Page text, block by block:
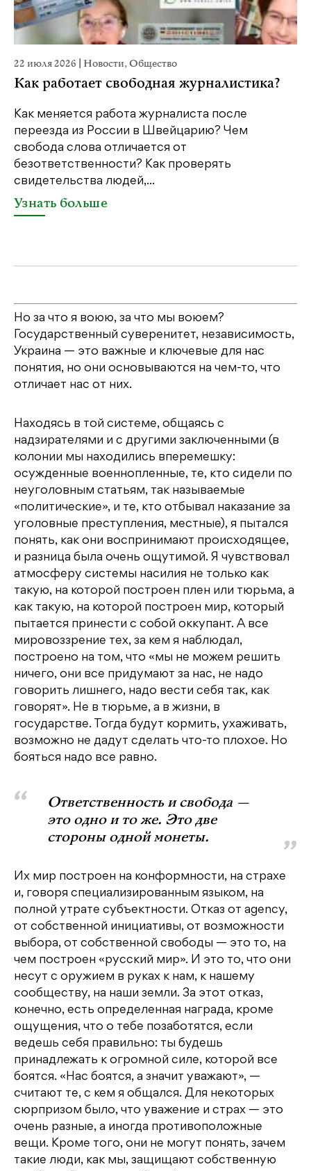
22 июля 2026 Новости,Общество
Как работает свободная журналистика?
Как меняется работа журналиста после
переезда из России в Швейцарию? Чем
свобода слова отличается от
безответственности? Как проверять
свидетельства людей,...
Узнать больше
Но за что я воюю, за что мы воюем?
Государственный суверенитет, независимость,
Украина — это важные и ключевые для нас
понятия, но они основываются на чем-то, что
отличает нас от них.
Находясь в той системе, общаясь с
надзирателями и с другими заключенными (в
колонии мы находились вперемешку:
осужденные военнопленные, те, кто сидели по
неуголовным статьям, так называемые
«политические», и те, кто отбывал наказание за
уголовные преступления, местные), я пытался
понять, как они воспринимают происходящее,
и разница была очень ощутимой. Я чувствовал
атмосферу системы насилия не только как
такую, на которой построен плен или тюрьма, а
как такую, на которой построен мир, который
пытается принести с собой оккупант. А все
мировоззрение тех, за кем я наблюдал,
построено на том, что «мы не можем решить
ничего, они все придумают за нас, не надо
говорить лишнего, надо вести себя так, как
говорят». Не в тюрьме, а в жизни, в
государстве. Тогда будут кормить, ухаживать,
возможно не дадут сделать что-то плохое. Но
бояться надо все равно.
Ответственность и свобода —
это одно и то же. Это две
стороны одной монеты.
Их мир построен на конформности, на страхе
и, говоря специализированным языком, на
полной утрате субъектности. Отказ от agency,
от собственной инициативы, от возможности
выбора, от собственной свободы — это то, на
чем построен «русский мир». И это то, что они
несут с оружием в руках к нам, к нашему
сообществу, на наши земли. За этот отказ,
конечно, есть определенная награда, кроме
ощущения, что о тебе позаботятся, если
ведешь себя правильно: ты будешь
принадлежать к огромной силе, которой все
боятся. «Нас боятся, а значит уважают», —
считают те, с кем я общался. Для некоторых
сюрпризом было, что уважение и страх — это
очень разные, а иногда противоположные
вещи. Кроме того, они не могут понять, зачем
такие люди, как мы, защищают собственную